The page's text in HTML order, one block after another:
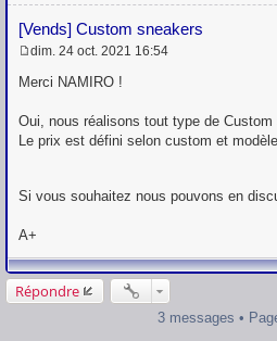
[Vends] Custom sneakers
e
a
g
dim. 24 oct. 2021 16:54
Merci NAMIRO !
Oui, nous réalisons tout type de Custom
Le prix est défini selon custom et
Si vous souhaitez nous pouvons en
A+
Répondre
3 messages •